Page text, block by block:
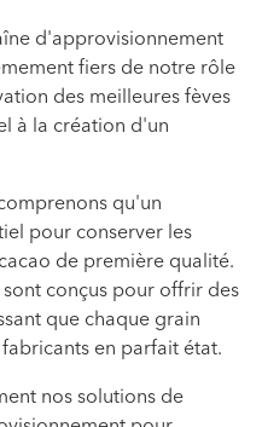
d'approvisionnement
fiers de notre rôle
des meilleures fèves
à la création d'un
qu'un
pour conserver les
de première qualité.
conçus pour offrir des
que chaque grain
en parfait état.
nos solutions de